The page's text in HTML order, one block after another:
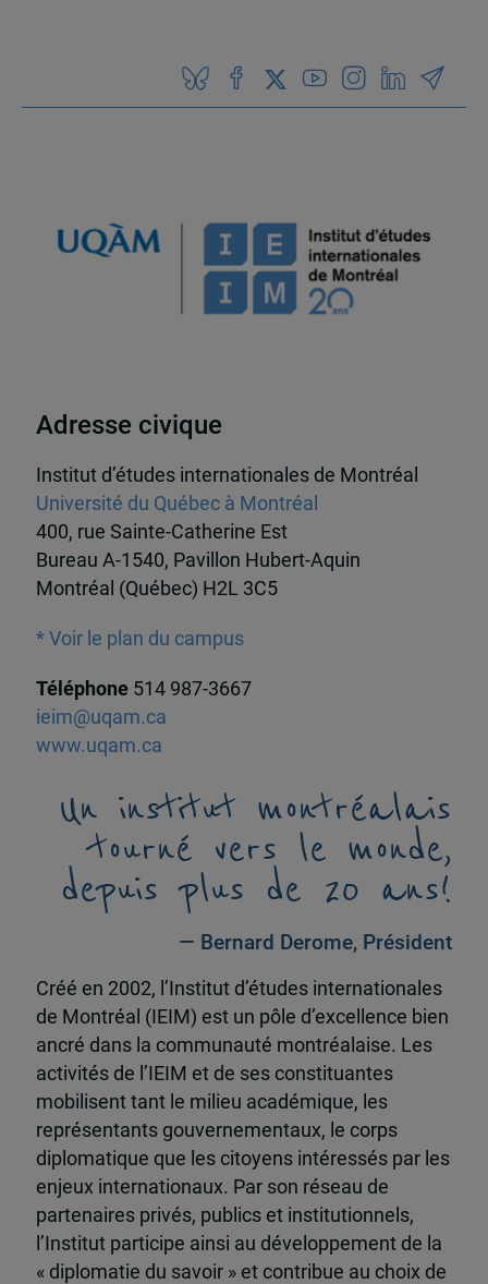
Adresse civique
Institut d’études internationales de Montréal
Université du Québec à Montréal
400, rue Sainte-Catherine Est
Bureau A-1540, Pavillon Hubert-Aquin
Montréal (Québec) H2L 3C5
* Voir le plan du campus
Téléphone 514 987-3667
ieim@uqam.ca
www.uqam.ca
Un institut montréalais
tourné vers le monde,
depuis plus de 20 ans!
— Bernard Derome, Président
Créé en 2002, l’Institut d’études internationales
de Montréal (IEIM) est un pôle d’excellence bien
ancré dans la communauté montréalaise. Les
activités de l’IEIM et de ses constituantes
mobilisent tant le milieu académique, les
représentants gouvernementaux, le corps
diplomatique que les citoyens intéressés par les
enjeux internationaux. Par son réseau de
partenaires privés, publics et institutionnels,
l’Institut participe ainsi au développement de la
« diplomatie du savoir » et contribue au choix de